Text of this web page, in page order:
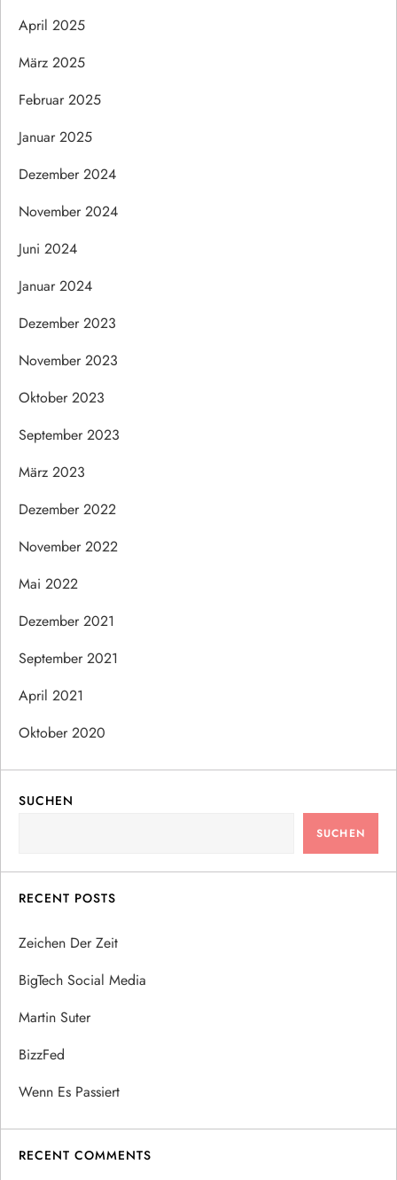
April 2025
März 2025
Februar 2025
Januar 2025
Dezember 2024
November 2024
Juni 2024
Januar 2024
Dezember 2023
November 2023
Oktober 2023
September 2023
März 2023
Dezember 2022
November 2022
Mai 2022
Dezember 2021
September 2021
April 2021
Oktober 2020
SUCHEN
SUCHEN
RECENT POSTS
Zeichen Der Zeit
BigTech Social Media
Martin Suter
BizzFed
Wenn Es Passiert
RECENT COMMENTS